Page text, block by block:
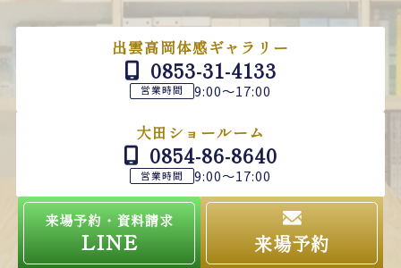
出雲高岡体感ギャラリー
0853-31-4133
営業時間 9:00～17:00
大田ショールーム
0854-86-8640
営業時間 9:00～17:00
来場予約・資料請求
LINE 来場予約